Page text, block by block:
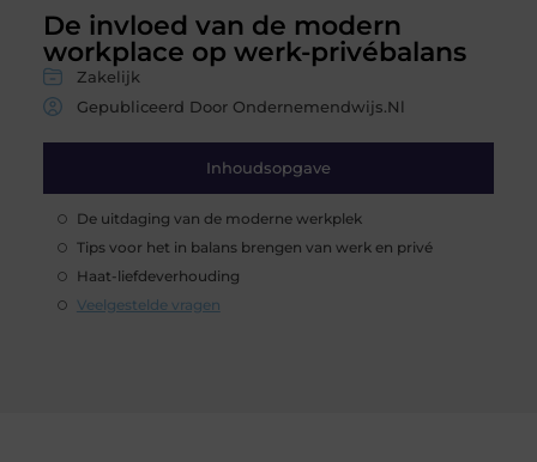
De invloed van de modern
workplace op werk-privébalans
Zakelijk
Gepubliceerd Door Ondernemendwijs.nl
Inhoudsopgave
De uitdaging van de moderne werkplek
Tips voor het in balans brengen van werk en privé
Haat-liefdeverhouding
Veelgestelde vragen